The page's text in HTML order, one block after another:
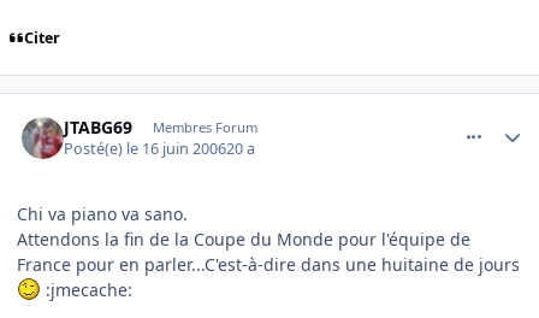
Citer
JTABG69 Membres Forum
Posté(e) le 16 juin 200620 a
Chi va piano va sano.
Attendons la fin de la Coupe du Monde pour l'équipe de
France pour en parler...C'est-à-dire dans une huitaine de jours
:jmecache: